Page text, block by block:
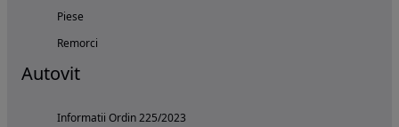
Piese
Remorci
Autovit
Informatii Ordin 225/2023